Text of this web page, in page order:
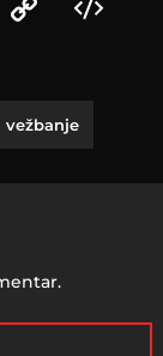
vežbanje